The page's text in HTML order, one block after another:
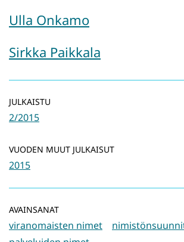
Ulla Onkamo
Sirkka Paikkala
JULKAISTU
2/2015
VUODEN MUUT JULKAISUT
2015
AVAINSANAT
viranomaisten nimet